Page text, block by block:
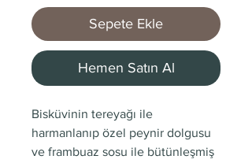
Sepete Ekle
Hemen Satın Al
Bisküvinin tereyağı ile
harmanlanıp özel peynir dolgusu
ve frambuaz sosu ile bütünleşmiş